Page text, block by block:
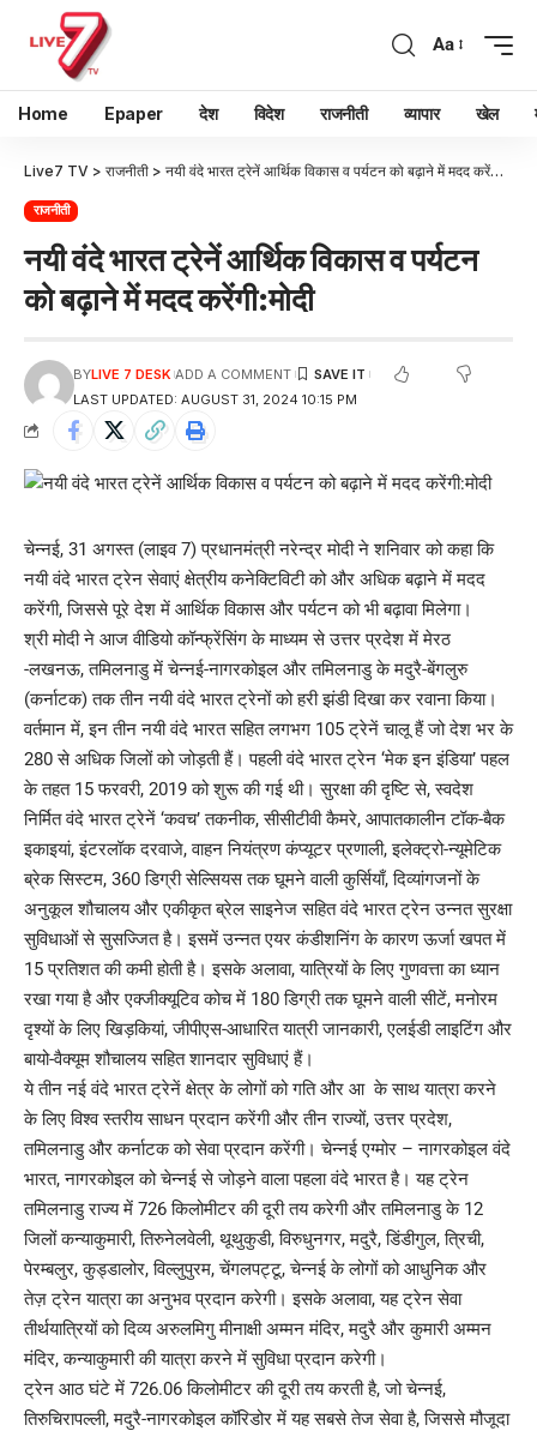
Aa
Home Epaper देश विदेश राजनीती व्यापार खेल
Live7 TV > राजनीती > नयी वंदे भारत ट्रेनें आर्थिक विकास व पर्यटन को बढ़ाने में मदद करेंगी:मोदी
राजनीती
नयी वंदे भारत ट्रेनें आर्थिक विकास व पर्यटन
को बढ़ाने में मदद करेंगी:मोदी
LAST UPDATED: AUGUST 31, 2024 10:15 PM
BYLIVE 7 DESK ADD A COMMENT
चेन्नई, 31 अगस्त (लाइव 7) प्रधानमंत्री नरेन्द्र मोदी ने शनिवार को कहा कि
नयी वंदे भारत ट्रेन सेवाएं क्षेत्रीय कनेक्टिविटी को और अधिक बढ़ाने में मदद
करेंगी, जिससे पूरे देश में आर्थिक विकास और पर्यटन को भी बढ़ावा मिलेगा।
श्री मोदी ने आज वीडियो कॉन्फ्रेंसिंग के माध्यम से उत्तर प्रदेश में मेरठ
-लखनऊ, तमिलनाडु में चेन्नई-नागरकोइल और तमिलनाडु के मदुरै-बेंगलुरु
(कर्नाटक) तक तीन नयी वंदे भारत ट्रेनों को हरी झंडी दिखा कर रवाना किया।
वर्तमान में, इन तीन नयी वंदे भारत सहित लगभग 105 ट्रेनें चालू हैं जो देश भर के
280 से अधिक जिलों को जोड़ती हैं। पहली वंदे भारत ट्रेन ‘मेक इन इंडिया’ पहल
के तहत 15 फरवरी, 2019 को शुरू की गई थी। सुरक्षा की दृष्टि से, स्वदेश
निर्मित वंदे भारत ट्रेनें ‘कवच’ तकनीक, सीसीटीवी कैमरे, आपातकालीन टॉक-बैक
इकाइयां, इंटरलॉक दरवाजे, वाहन नियंत्रण कंप्यूटर प्रणाली, इलेक्ट्रो-न्यूमेटिक
ब्रेक सिस्टम, 360 डिग्री सेल्सियस तक घूमने वाली कुर्सियाँ, दिव्यांगजनों के
अनुकूल शौचालय और एकीकृत ब्रेल साइनेज सहित वंदे भारत ट्रेन उन्नत सुरक्षा
सुविधाओं से सुसज्जित है। इसमें उन्नत एयर कंडीशनिंग के कारण ऊर्जा खपत में
15 प्रतिशत की कमी होती है। इसके अलावा, यात्रियों के लिए गुणवत्ता का ध्यान
रखा गया है और एक्जीक्यूटिव कोच में 180 डिग्री तक घूमने वाली सीटें, मनोरम
दृश्यों के लिए खिड़कियां, जीपीएस-आधारित यात्री जानकारी, एलईडी लाइटिंग और
बायो-वैक्यूम शौचालय सहित शानदार सुविधाएं हैं।
ये तीन नई वंदे भारत ट्रेनें क्षेत्र के लोगों को गति और आ के साथ यात्रा करने
के लिए विश्व स्तरीय साधन प्रदान करेंगी और तीन राज्यों, उत्तर प्रदेश,
तमिलनाडु और कर्नाटक को सेवा प्रदान करेंगी। चेन्नई एग्मोर – नागरकोइल वंदे
भारत, नागरकोइल को चेन्नई से जोड़ने वाला पहला वंदे भारत है। यह ट्रेन
तमिलनाडु राज्य में 726 किलोमीटर की दूरी तय करेगी और तमिलनाडु के 12
जिलों कन्याकुमारी, तिरुनेलवेली, थूथुकुडी, विरुधुनगर, मदुरै, डिंडीगुल, त्रिची,
पेरम्बलुर, कुड्डालोर, विल्लुपुरम, चेंगलपट्टू, चेन्नई के लोगों को आधुनिक और
तेज़ ट्रेन यात्रा का अनुभव प्रदान करेगी। इसके अलावा, यह ट्रेन सेवा
तीर्थयात्रियों को दिव्य अरुलमिगु मीनाक्षी अम्मन मंदिर, मदुरै और कुमारी अम्मन
मंदिर, कन्याकुमारी की यात्रा करने में सुविधा प्रदान करेगी।
ट्रेन आठ घंटे में 726.06 किलोमीटर की दूरी तय करती है, जो चेन्नई,
तिरुचिरापल्ली, मदुरै-नागरकोइल कॉरिडोर में यह सबसे तेज सेवा है, जिससे मौजूदा